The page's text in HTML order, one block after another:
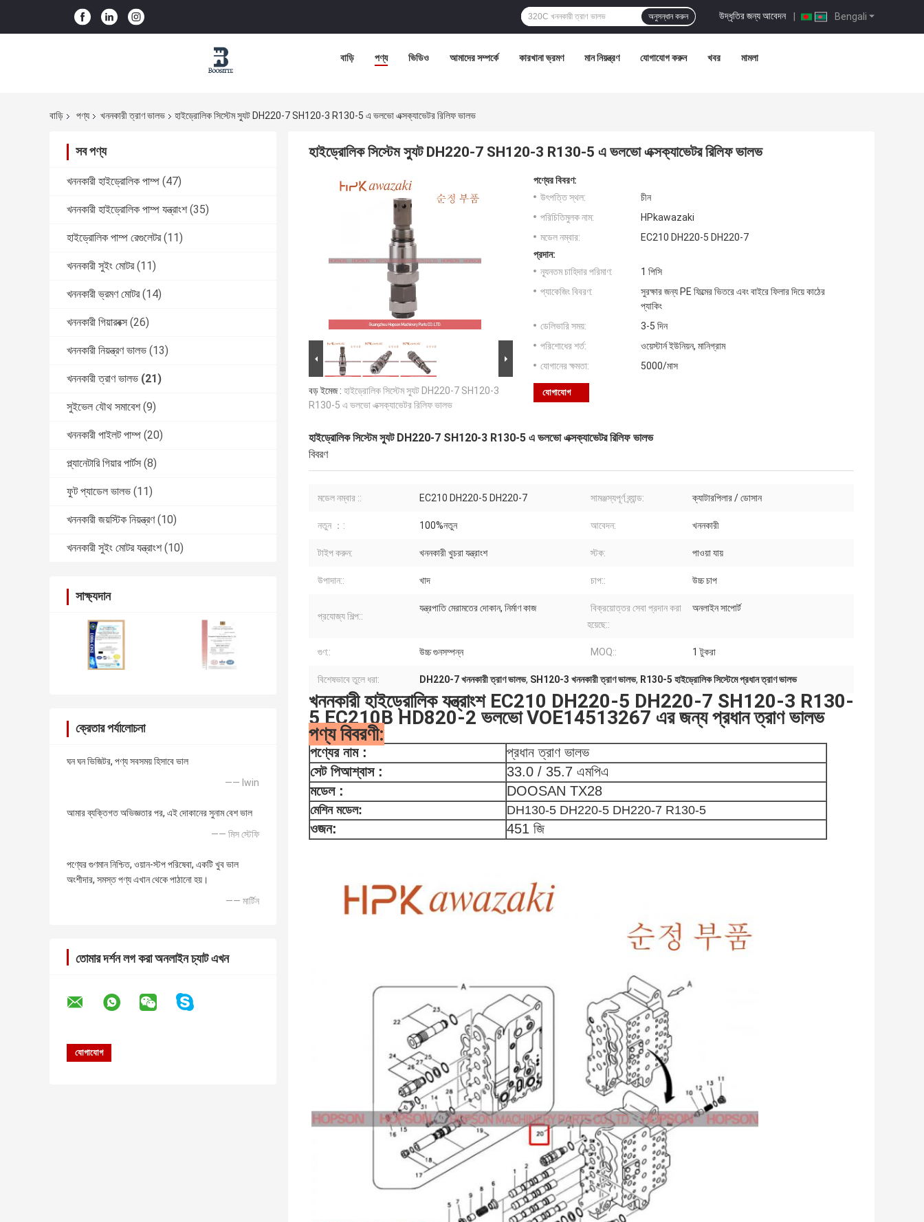
Bengali
উদ্ধৃতির জন্য আবেদন |
অনুসন্ধান করুন
বাড়ি পণ্য ভিডিও আমাদের সম্পর্কে কারখানা ভ্রমণ মান নিয়ন্ত্রণ যোগাযোগ করুন খবর মামলা
বাড়ি পণ্য খননকারী ত্রাণ ভালভ হাইড্রোলিক সিস্টেম স্যুট DH220-7 SH120-3 R130-5 এ ভলভো এক্সক্যাভেটর রিলিফ ভালভ
সব পণ্য
খননকারী হাইড্রোলিক পাম্প (47)
খননকারী হাইড্রোলিক পাম্প যন্ত্রাংশ (35)
হাইড্রোলিক পাম্প রেগুলেটর (11)
খননকারী সুইং মোটর (11)
খননকারী ভ্রমণ মোটর (14)
খননকারী গিয়ারবক্স (26)
খননকারী নিয়ন্ত্রণ ভালভ (13)
খননকারী ত্রাণ ভালভ (21)
সুইভেল যৌথ সমাবেশ (9)
খননকারী পাইলট পাম্প (20)
প্ল্যানেটারি গিয়ার পার্টস (8)
ফুট প্যাডেল ভালভ (11)
খননকারী জয়স্টিক নিয়ন্ত্রণ (10)
খননকারী সুইং মোটর যন্ত্রাংশ (10)
সাক্ষ্যদান
ক্রেতার পর্যালোচনা
ঘন ঘন ভিজিটর, পণ্য সবসময় হিসাবে ভাল
—— lwin
আমার ব্যক্তিগত অভিজ্ঞতার পর, এই দোকানের সুনাম বেশ ভাল
—— মিস স্টেফি
পণ্যের গুণমান নিশ্চিত, ওয়ান-স্টপ পরিষেবা, একটি খুব ভাল
অংশীদার, সমস্ত পণ্য এখান থেকে পাঠানো হয়।
—— মার্টিন
তোমার দর্শন লগ করা অনলাইন চ্যাট এখন
হাইড্রোলিক সিস্টেম স্যুট DH220-7 SH120-3 R130-5 এ ভলভো এক্সক্যাভেটর রিলিফ ভালভ
বড় ইমেজ : হাইড্রোলিক সিস্টেম স্যুট DH220-7 SH120-3
R130-5 এ ভলভো এক্সক্যাভেটর রিলিফ ভালভ
পণ্যের বিবরণ:
উৎপত্তি স্থল:
চীন
পরিচিতিমুলক নাম:
HPkawazaki
মডেল নম্বার:
EC210 DH220-5 DH220-7
প্রদান:
ন্যূনতম চাহিদার পরিমাণ:
1 পিসি
প্যাকেজিং বিবরণ:
সুরক্ষার জন্য PE ফিল্মের ভিতরে এবং বাইরে ফিলার দিয়ে কাঠের
প্যাকিং
ডেলিভারি সময়:
3-5 দিন
পরিশোধের শর্ত:
ওয়েস্টার্ন ইউনিয়ন, মানিগ্রাম
যোগানের ক্ষমতা:
5000/মাস
যোগাযোগ
হাইড্রোলিক সিস্টেম স্যুট DH220-7 SH120-3 R130-5 এ ভলভো এক্সক্যাভেটর রিলিফ ভালভ
বিবরণ
মডেল নম্বার :: EC210 DH220-5 DH220-7 সামঞ্জস্যপূর্ণ ব্র্যান্ড: ক্যাটারপিলার / ডোসান
নতুন ：: 100%নতুন আবেদন: খননকারী
টাইপ করুন: খননকারী খুচরা যন্ত্রাংশ স্টক: পাওয়া যায়
উপাদান:: খাদ চাপ:: উচ্চ চাপ
প্রযোজ্য শিল্প::
যন্ত্রপাতি মেরামতের দোকান, নির্মাণ কাজ
বিক্রয়োত্তর সেবা প্রদান করা
হয়েছে::
অনলাইন সাপোর্ট
গুণ:: উচ্চ গুনসম্পন্ন MOQ:: 1 টুকরা
বিশেষভাবে তুলে ধরা: DH220-7 খননকারী ত্রাণ ভালভ, SH120-3 খননকারী ত্রাণ ভালভ, R130-5 হাইড্রোলিক সিস্টেমে প্রধান ত্রাণ ভালভ
খননকারী হাইড্রোলিক যন্ত্রাংশ EC210 DH220-5 DH220-7 SH120-3 R130-
5 EC210B HD820-2 ভলভো VOE14513267 এর জন্য প্রধান ত্রাণ ভালভ
পণ্য বিবরণী:
পণ্যের নাম :
প্রধান ত্রাণ ভালভ
সেট পিআশ্বাস:
33.0 / 35.7 এমপিএ
মডেল :
DOOSAN TX28
মেশিন মডেল: DH130-5 DH220-5 DH220-7 R130-5
ওজন: 451 জি